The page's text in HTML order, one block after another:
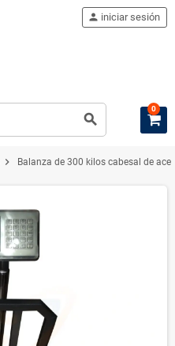
search
person iniciar sesión
0
chevron_right Balanza de 300 kilos cabesal de